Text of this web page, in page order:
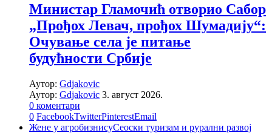
Министар Гламочић отворио Сабор
„Прођох Левач, прођох Шумадију“:
Очување села је питање
будућности Србије
Аутор: Gdjakovic
Аутор: Gdjakovic 3. август 2026.
0 коментари
0 FacebookTwitterPinterestEmail
Жене у агробизнисуСеоски туризам и рурални развој